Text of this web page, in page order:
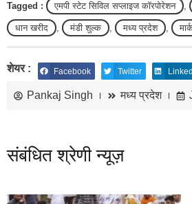
Tagged : एमपी स्टेट सिविल सप्लाइज कॉरपोरेशन ,
धान खरीद , मंडी शुल्क , मध्य प्रदेश ,
शेयर : Facebook Twitter
Pankaj Singh मध्य प्रदेश
संबंधित श्रेणी न्यूज़